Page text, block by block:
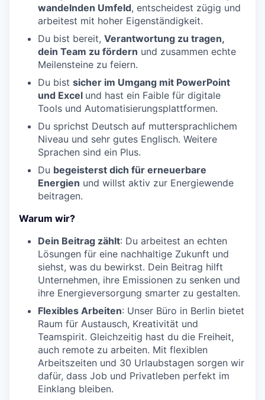
wandelnden Umfeld, entscheidest zügig und
arbeitest mit hoher Eigenständigkeit.
Du bist bereit, Verantwortung zu tragen,
dein Team zu fördern und zusammen echte
Meilensteine zu feiern.
Du bist sicher im Umgang mit PowerPoint
und Excel und hast ein Faible für digitale
Tools und Automatisierungsplattformen.
Du sprichst Deutsch auf muttersprachlichem
Niveau und sehr gutes Englisch. Weitere
Sprachen sind ein Plus.
Du begeisterst dich für erneuerbare
Energien und willst aktiv zur Energiewende
beitragen.
Warum wir?
Dein Beitrag zählt: Du arbeitest an echten
Lösungen für eine nachhaltige Zukunft und
siehst, was du bewirkst. Dein Beitrag hilft
Unternehmen, ihre Emissionen zu senken und
ihre Energieversorgung smarter zu gestalten.
Flexibles Arbeiten: Unser Büro in Berlin bietet
Raum für Austausch, Kreativität und
Teamspirit. Gleichzeitig hast du die Freiheit,
auch remote zu arbeiten. Mit flexiblen
Arbeitszeiten und 30 Urlaubstagen sorgen wir
dafür, dass Job und Privatleben perfekt im
Einklang bleiben.